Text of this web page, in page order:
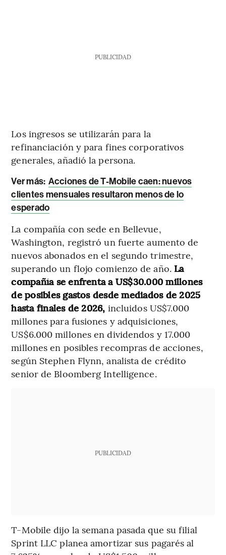
PUBLICIDAD
Los ingresos se utilizarán para la
refinanciación y para fines corporativos
generales, añadió la persona.
Ver más: Acciones de T-Mobile caen: nuevos
clientes mensuales resultaron menos de lo
esperado
La compañía con sede en Bellevue,
Washington, registró un fuerte aumento de
nuevos abonados en el segundo trimestre,
superando un flojo comienzo de año. La
compañía se enfrenta a US$30.000 millones
de posibles gastos desde mediados de 2025
hasta finales de 2026, incluidos US$7.000
millones para fusiones y adquisiciones,
US$6.000 millones en dividendos y 17.000
millones en posibles recompras de acciones,
según Stephen Flynn, analista de crédito
senior de Bloomberg Intelligence.
PUBLICIDAD
T-Mobile dijo la semana pasada que su filial
Sprint LLC planea amortizar sus pagarés al